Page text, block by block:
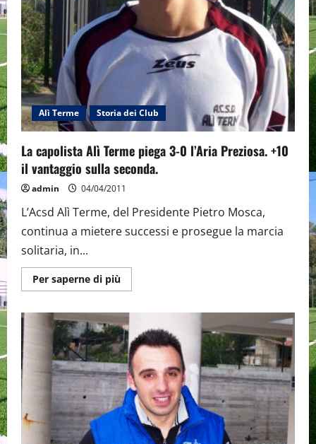
Alì Terme Storia dei Club
La capolista Alì Terme piega 3-0 l’Aria Preziosa. +10
il vantaggio sulla seconda.
admin 04/04/2011
L’Acsd Alì Terme, del Presidente Pietro Mosca,
continua a mietere successi e prosegue la marcia
solitaria, in...
Per saperne di piùMaggiori
informazioni
capolista
Alì
Terme
piega
3-
0
l’Aria
Preziosa.
+10
il
vantaggio
sulla
seconda.